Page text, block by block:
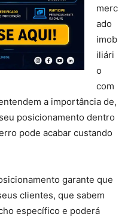
merc
ado
imob
iliári
o
com
a importância de,
posicionamento dentro
pode acabar custando
garante que
clientes, que sabem
específico e poderá